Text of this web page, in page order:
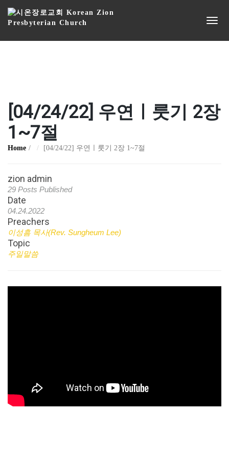
[04/24/22] 우연ㅣ룻기 2장
1~7절
Home [04/24/22] 우연ㅣ룻기 2장 1~7절
zion admin
29 Posts Published
Date
04.24.2022
Preachers
이성흠 목사(Rev. Sungheum Lee)
Topic
주일말씀